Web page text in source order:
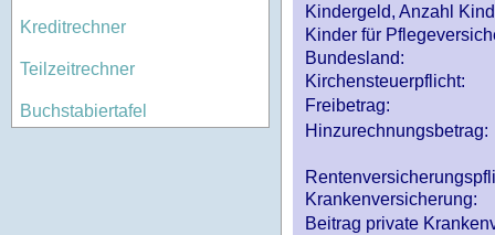
Kreditrechner
Teilzeitrechner
Buchstabiertafel
Kindergeld, Anzahl
Kinder für
Bundesland:
Kirchensteuerpflicht:
Freibetrag:
Hinzurechnungsbetrag:
Krankenversicherung:
Beitrag private